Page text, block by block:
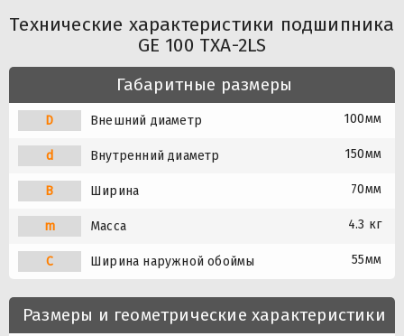
Технические характеристики подшипника
GE 100 TXA-2LS
Габаритные размеры
D Внешний диаметр 100мм
d Внутренний диаметр 150мм
B Ширина 70мм
m Масса 4.3 кг
C Ширина наружной обоймы 55мм
Размеры и геометрические характеристики